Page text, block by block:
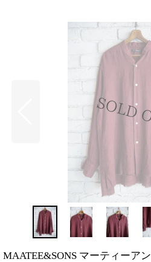
MAATEE&SONS マーティーア